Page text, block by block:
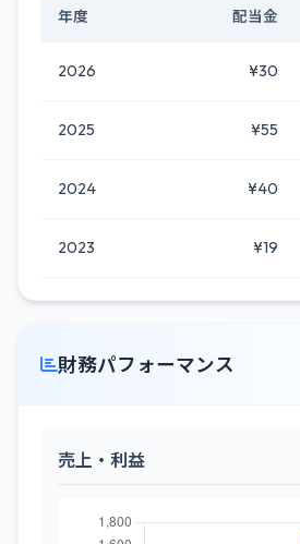
年度 配当金
2026 ¥30
2025 ¥55
2024 ¥40
2023 ¥19
財務パフォーマンス
売上・利益